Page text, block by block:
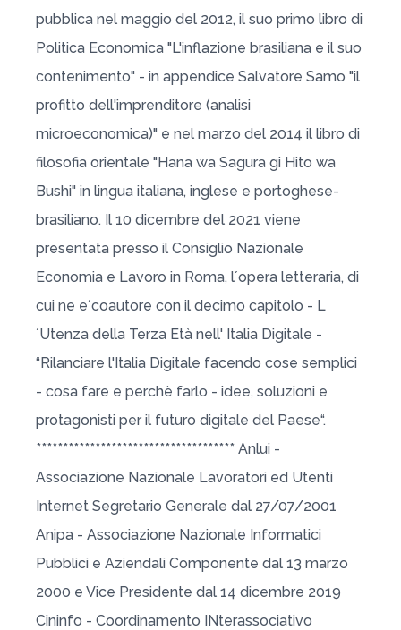
pubblica nel maggio del 2012, il suo primo libro di
Politica Economica "L'inflazione brasiliana e il suo
contenimento" - in appendice Salvatore Samo "il
profitto dell'imprenditore (analisi
microeconomica)" e nel marzo del 2014 il libro di
filosofia orientale "Hana wa Sagura gi Hito wa
Bushi" in lingua italiana, inglese e portoghese-
brasiliano. Il 10 dicembre del 2021 viene
presentata presso il Consiglio Nazionale
Economia e Lavoro in Roma, l´opera letteraria, di
cui ne e´coautore con il decimo capitolo - L
´Utenza della Terza Età nell' Italia Digitale -
“Rilanciare l'Italia Digitale facendo cose semplici
- cosa fare e perchè farlo - idee, soluzioni e
protagonisti per il futuro digitale del Paese“.
************************************* Anlui -
Associazione Nazionale Lavoratori ed Utenti
Internet Segretario Generale dal 27/07/2001
Anipa - Associazione Nazionale Informatici
Pubblici e Aziendali Componente dal 13 marzo
2000 e Vice Presidente dal 14 dicembre 2019
Cininfo - Coordinamento INterassociativo